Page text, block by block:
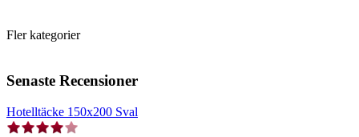
Fler kategorier
Senaste Recensioner
Hotelltäcke 150x200 Sval